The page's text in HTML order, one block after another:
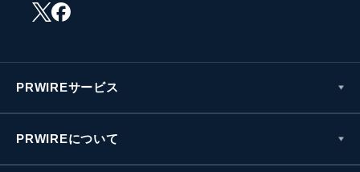
PRWIREサービス
PRWIREについて